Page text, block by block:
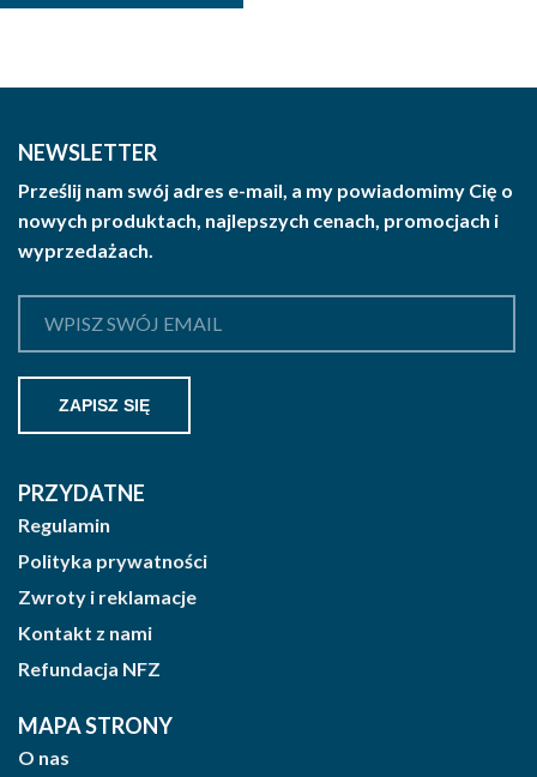
NEWSLETTER
Prześlij nam swój adres e-mail, a my powiadomimy Cię o
nowych produktach, najlepszych cenach, promocjach i
wyprzedażach.
PRZYDATNE
Regulamin
Polityka prywatności
Zwroty i reklamacje
Kontakt z nami
Refundacja NFZ
MAPA STRONY
O nas